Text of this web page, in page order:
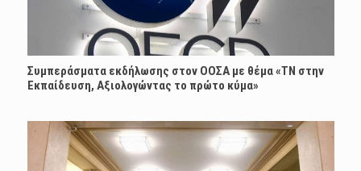
Συμπεράσματα εκδήλωσης στον ΟΟΣΑ με θέμα «ΤΝ στην
Εκπαίδευση, Αξιολογώντας το πρώτο κύμα»